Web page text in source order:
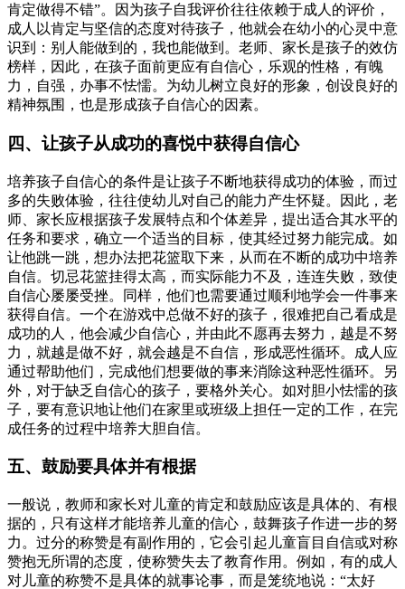
肯定做得不错”。因为孩子自我评价往往依赖于成人的评价，
成人以肯定与坚信的态度对待孩子，他就会在幼小的心灵中意
识到：别人能做到的，我也能做到。老师、家长是孩子的效仿
榜样，因此，在孩子面前更应有自信心，乐观的性格，有魄
力，自强，办事不怯懦。为幼儿树立良好的形象，创设良好的
精神氛围，也是形成孩子自信心的因素。
四、让孩子从成功的喜悦中获得自信心
培养孩子自信心的条件是让孩子不断地获得成功的体验，而过
多的失败体验，往往使幼儿对自己的能力产生怀疑。因此，老
师、家长应根据孩子发展特点和个体差异，提出适合其水平的
任务和要求，确立一个适当的目标，使其经过努力能完成。如
让他跳一跳，想办法把花篮取下来，从而在不断的成功中培养
自信。切忌花篮挂得太高，而实际能力不及，连连失败，致使
自信心屡屡受挫。同样，他们也需要通过顺利地学会一件事来
获得自信。一个在游戏中总做不好的孩子，很难把自己看成是
成功的人，他会减少自信心，并由此不愿再去努力，越是不努
力，就越是做不好，就会越是不自信，形成恶性循环。成人应
通过帮助他们，完成他们想要做的事来消除这种恶性循环。另
外，对于缺乏自信心的孩子，要格外关心。如对胆小怯懦的孩
子，要有意识地让他们在家里或班级上担任一定的工作，在完
成任务的过程中培养大胆自信。
五、鼓励要具体并有根据
一般说，教师和家长对儿童的肯定和鼓励应该是具体的、有根
据的，只有这样才能培养儿童的信心，鼓舞孩子作进一步的努
力。过分的称赞是有副作用的，它会引起儿童盲目自信或对称
赞抱无所谓的态度，使称赞失去了教育作用。例如，有的成人
对儿童的称赞不是具体的就事论事，而是笼统地说：“太好